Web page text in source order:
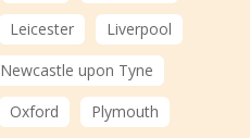
Leicester
Liverpool
Newcastle upon Tyne
Oxford
Plymouth